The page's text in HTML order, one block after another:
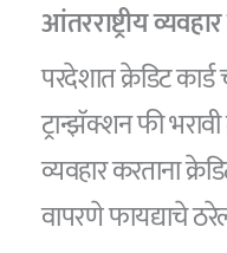
आंतरराष्ट्रीय
परदेशात क्रेडिट
ट्रान्झॅक्शन फी
व्यवहार करताना
वापरणे फायद्याचे